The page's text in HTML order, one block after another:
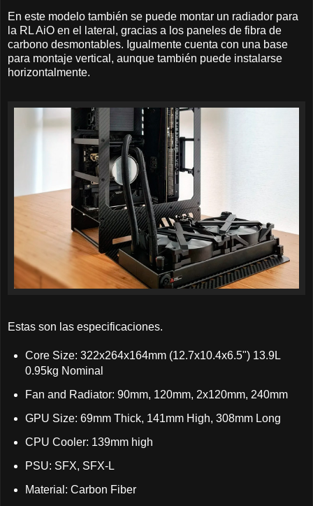
En este modelo también se puede montar un radiador para
la RL AiO en el lateral, gracias a los paneles de fibra de
carbono desmontables. Igualmente cuenta con una base
para montaje vertical, aunque también puede instalarse
horizontalmente.
Estas son las especificaciones.
Core Size: 322x264x164mm (12.7x10.4x6.5") 13.9L
0.95kg Nominal
Fan and Radiator: 90mm, 120mm, 2x120mm, 240mm
GPU Size: 69mm Thick, 141mm High, 308mm Long
CPU Cooler: 139mm high
PSU: SFX, SFX-L
Material: Carbon Fiber